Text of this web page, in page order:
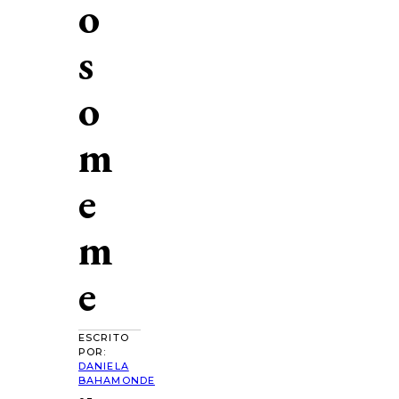
o
s
o
m
e
m
e
ESCRITO
POR:
DANIELA
BAHAMONDE